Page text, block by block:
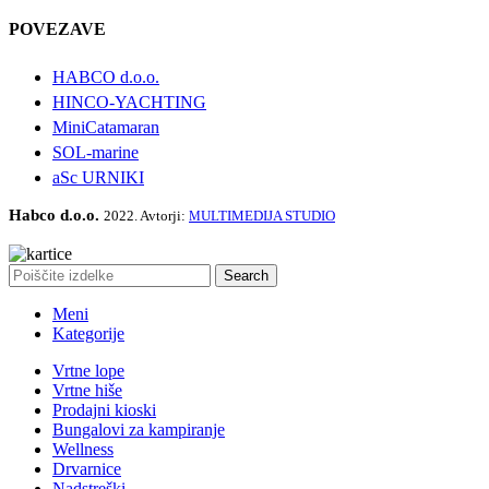
POVEZAVE
HABCO d.o.o.
HINCO-YACHTING
MiniCatamaran
SOL-marine
aSc URNIKI
Habco d.o.o. 2022. Avtorji: MULTIMEDIJA STUDIO
Search
Meni
Kategorije
Vrtne lope
Vrtne hiše
Prodajni kioski
Bungalovi za kampiranje
Wellness
Drvarnice